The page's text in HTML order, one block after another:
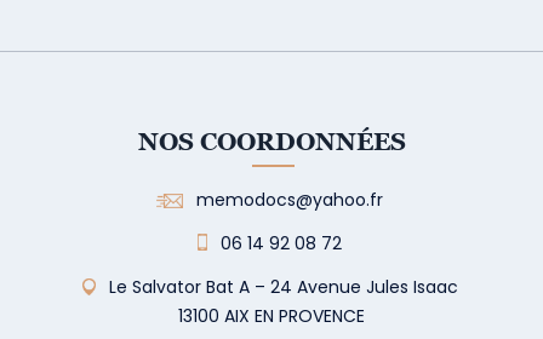
NOS COORDONNÉES
memodocs@yahoo.fr
06 14 92 08 72
Le Salvator Bat A – 24 Avenue Jules Isaac
13100 AIX EN PROVENCE